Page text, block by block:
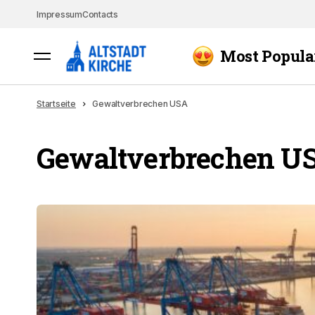
ImpressumContacts
Most
Startseite Gewaltverbrechen USA
Gewaltverbrechen